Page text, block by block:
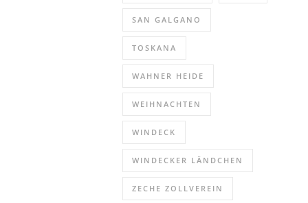
SAN GALGANO
TOSKANA
WAHNER HEIDE
WEIHNACHTEN
WINDECK
WINDECKER LÄNDCHEN
ZECHE ZOLLVEREIN